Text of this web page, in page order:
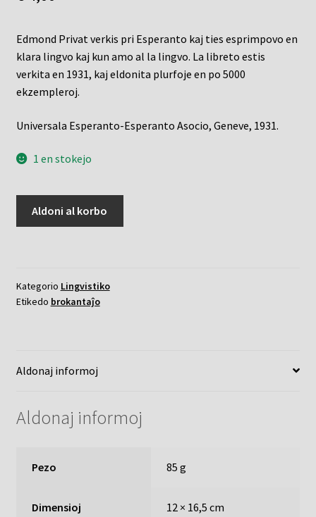
Edmond Privat verkis pri Esperanto kaj ties esprimpovo en
klara lingvo kaj kun amo al la lingvo. La libreto estis
verkita en 1931, kaj eldonita plurfoje en po 5000
ekzempleroj.
Universala Esperanto-Esperanto Asocio, Geneve, 1931.
1 en stokejo
(1931)
kvanto
Aldoni al korbo
Kategorio Lingvistiko
Etikedo brokantaĵo
Aldonaj informoj
Aldonaj informoj
Pezo 85 g
Dimensioj 12 × 16,5 cm